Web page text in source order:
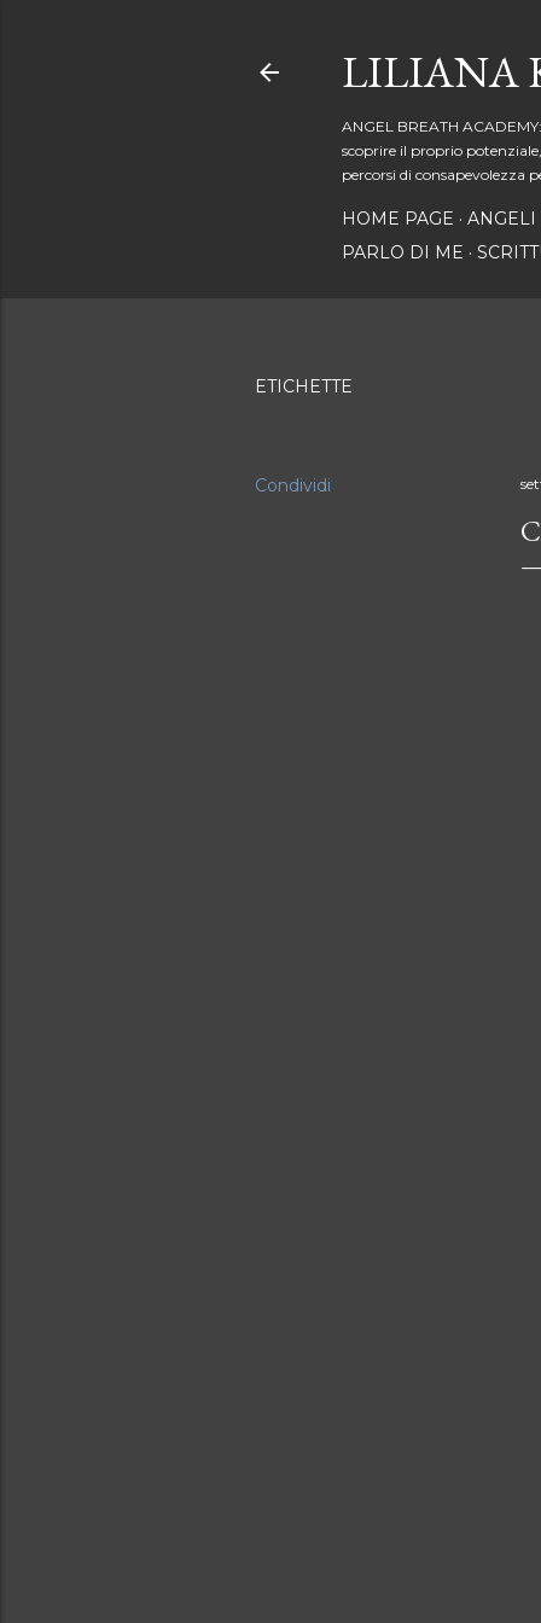
LILIANA
ANGEL BREATH
scoprire il proprio
percorsi di consapevolezza
HOME PAGE
ANGELI
PARLO DI ME
ETICHETTE
Condividi